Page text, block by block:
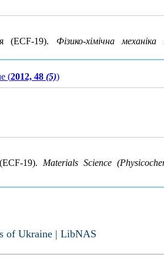
(ECF-19). Фізико-хімічна механіка
(2012, 48 (5))
19). Materials Science
of Ukraine | LibNAS